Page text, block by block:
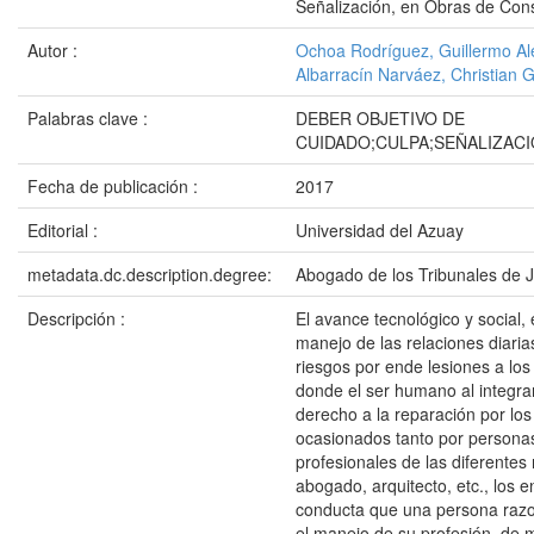
Señalización, en Obras de
Autor :
Ochoa Rodríguez, Guillermo
Albarracín Narváez, Christian
Palabras clave :
DEBER OBJETIVO DE
Fecha de publicación :
2017
Editorial :
Universidad del Azuay
metadata.dc.description.degree:
Abogado de los Tribunales de
Descripción :
El avance tecnológico y
manejo de las relaciones
riesgos por ende lesiones a
donde el ser humano al
derecho a la reparación por
ocasionados tanto por
profesionales de las
abogado, arquitecto, etc., los
conducta que una persona